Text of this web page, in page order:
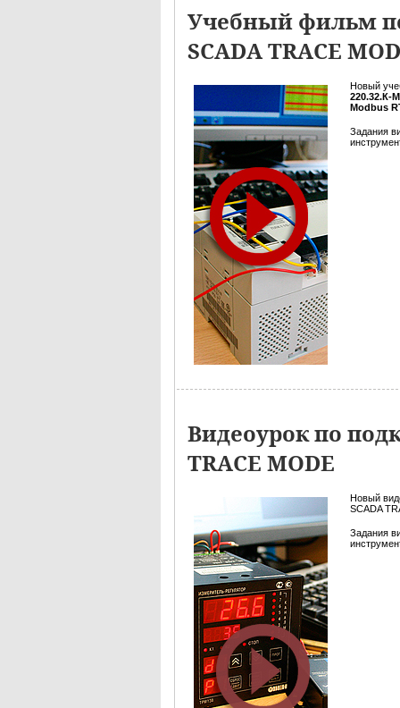
Учебный фильм
SCADA TRACE
Новый
220.32.К-
Modbus
Задания
Видеоурок по
TRACE MODE
Новый
SCADA
Задания